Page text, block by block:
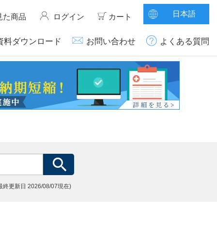
た商品 ログイン カート 日本語
料ダウンロード お問い合わせ よくある質問
終更新日 2026/08/07現在)